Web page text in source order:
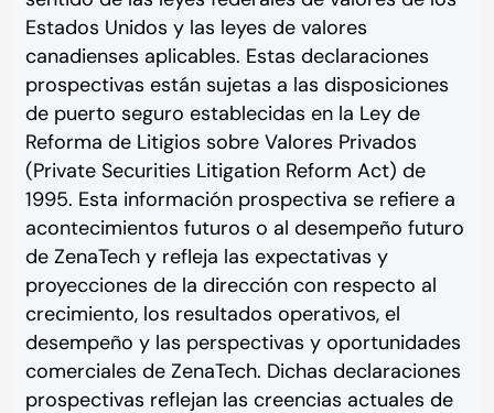
Estados Unidos y las leyes de valores
canadienses aplicables. Estas declaraciones
prospectivas están sujetas a las disposiciones
de puerto seguro establecidas en la Ley de
Reforma de Litigios sobre Valores Privados
(Private Securities Litigation Reform Act) de
1995. Esta información prospectiva se refiere a
acontecimientos futuros o al desempeño futuro
de ZenaTech y refleja las expectativas y
proyecciones de la dirección con respecto al
crecimiento, los resultados operativos, el
desempeño y las perspectivas y oportunidades
comerciales de ZenaTech. Dichas declaraciones
prospectivas reflejan las creencias actuales de